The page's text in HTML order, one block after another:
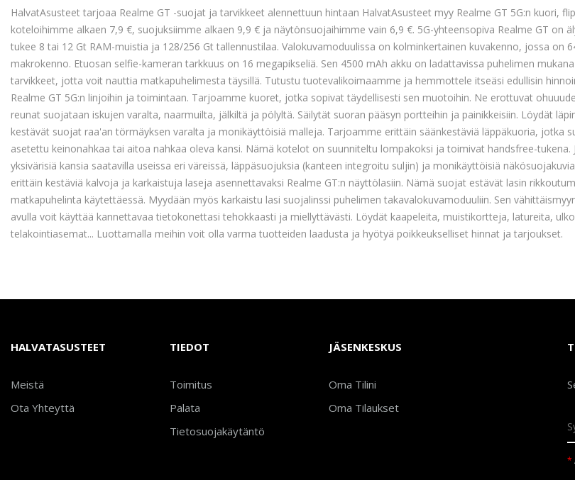
HalvatAsusteet tarjoaa Realme GT -suojat ja tarvikkeet alennettuun hintaan HalvatAsusteet myy Realme GT 5G:n kuori,
koteloihimme alkaen 7,9 €, suojuksiimme alkaen 9,9 € ja näytönsuojaihimme vain 6,9 €. 5G-yhteensopiva Realme GT
tukee 8 tai 12 Gt RAM-muistia ja 128/256 Gt tallennustilaa. Valokuvamoduulissa on kolminkertainen kuvakenno, jossa on
makrokenno. Etuosan selfie-kameran tarkkuus on 16 megapikseliä. Sen 4500 mAh akku on ladattavissa puhelimen
tarvikkeet, jotta voit nauttia matkapuhelimesta täysillä. Tutustu tuotevalikoimaamme ja hemmottele itseäsi edullisin
Realme GT 5G:n linjoihin ja toimintaan. Tarjoamme kuoret, jotka sopivat täydellisesti sen muotoihin. Ne erottuvat
reunat suojataan iskujen varalta, naarmuilta, jälkiltä ja pölyltä. Säilytät suoran pääsyn portteihin ja painikkeisiin. Löydät
kestävät suojat raa'an törmäyksen varalta ja monikäyttöisiä malleja. Tarjoamme erittäin säänkestäviä läppäkuoria, jotka
asetettu keinonahkaa tai aitoa nahkaa oleva kansi. Nämä kotelot on suunniteltu lompakoksi ja toimivat handsfree-
yksivärisiä kansia saatavilla useissa eri väreissä, läppäsuojuksia (kanteen integroitu suljin) ja monikäyttöisiä
erittäin kestäviä kalvoja ja karkaistuja laseja asennettavaksi Realme GT:n näyttölasiin. Nämä suojat estävät lasin
matkapuhelinta käytettäessä. Myydään myös karkaistu lasi suojalinssi puhelimen takavalokuvamoduuliin. Sen
avulla voit käyttää kannettavaa tietokonettasi tehokkaasti ja miellyttävästi. Löydät kaapeleita, muistikortteja, latureita,
telakointiasemat... Luottamalla meihin voit olla varma tuotteiden laadusta ja hyötyä poikkeukselliset hinnat ja tarjoukset.
HALVATASUSTEET
Meistä
Ota Yhteyttä
TIEDOT
Toimitus
Palata
Tietosuojakäytäntö
JÄSENKESKUS
Oma Tilini
Oma Tilaukset